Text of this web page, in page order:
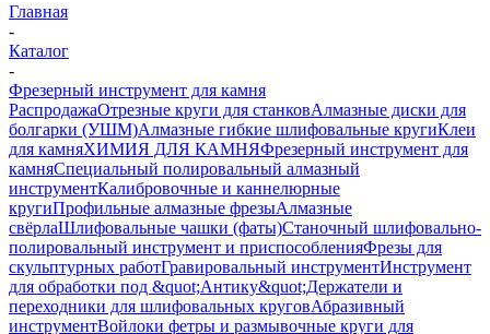
Главная
-
Каталог
-
Фрезерный инструмент для камня
РаспродажаОтрезные круги для станковАлмазные диски для
болгарки (УШМ)Алмазные гибкие шлифовальные кругиКлеи
для камняХИМИЯ ДЛЯ КАМНЯФрезерный инструмент для
камняСпециальный полировальный алмазный
инструментКалибровочные и каннелюрные
кругиПрофильные алмазные фрезыАлмазные
свёрлаШлифовальные чашки (фаты)Станочный шлифовально-
полировальный инструмент и приспособленияФрезы для
скульптурных работГравировальный инструментИнструмент
для обработки под &quot;Антику&quot;Держатели и
переходники для шлифовальных круговАбразивный
инструментВойлоки фетры и размывочные круги для